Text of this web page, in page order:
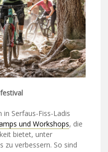
in Serfaus-Fiss-Ladis
und Workshops, die
bietet, unter
zu verbessern. So sind